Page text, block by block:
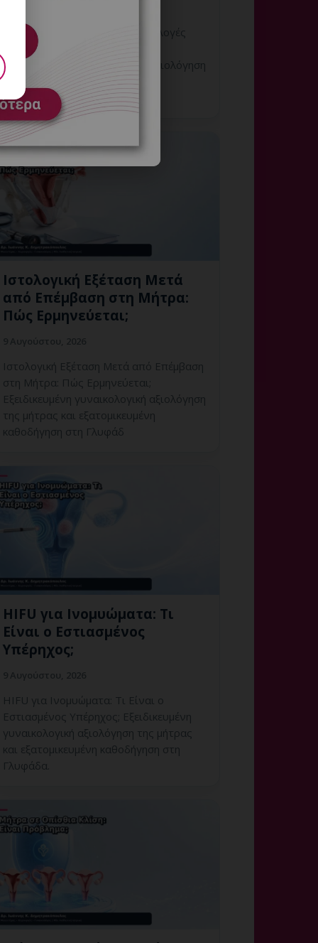
Υστεροσκόπηση και Πόνος: Επιλογές
Αναλγησίας και Αναισθησίας
Εξειδικευμένη γυναικολογική αξιολόγηση
της μήτρας και εξατομικευμένη
καθοδήγηση στη Γλυφάδα.
Ιστολογική Εξέταση Μετά
από Επέμβαση στη Μήτρα:
Πώς Ερμηνεύεται;
Ιστολογική Εξέταση Μετά από Επέμβαση
στη Μήτρα: Πώς Ερμηνεύεται;
Εξειδικευμένη γυναικολογική αξιολόγηση
της μήτρας και εξατομικευμένη
καθοδήγηση στη Γλυφάδ
HIFU για Ινομυώματα: Τι
Είναι ο Εστιασμένος
Υπέρηχος;
HIFU για Ινομυώματα: Τι Είναι ο
Εστιασμένος Υπέρηχος; Εξειδικευμένη
γυναικολογική αξιολόγηση της μήτρας
και εξατομικευμένη καθοδήγηση στη
Γλυφάδα.